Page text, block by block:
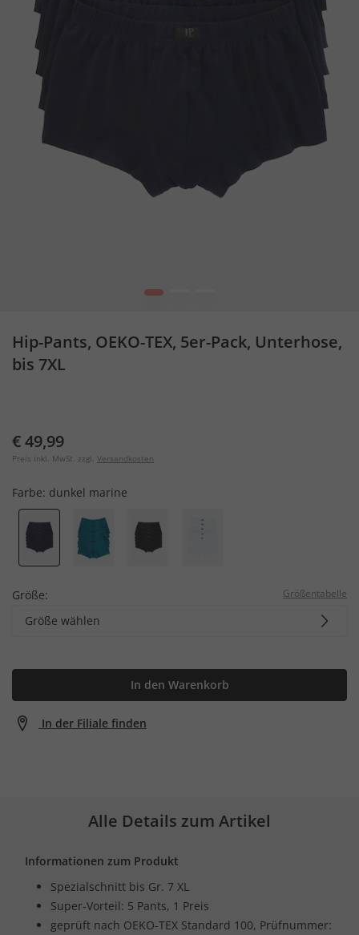
1
Hip-Pants, OEKO-TEX, 5er-Pack, Unterhose,
bis 7XL
€ 49,99
Preis inkl. MwSt. zzgl. Versandkosten
Farbe: dunkel marine
Größe: Größentabelle
Größe wählen
In den Warenkorb
In der Filiale finden
Alle Details zum Artikel
Informationen zum Produkt
Spezialschnitt bis Gr. 7 XL
Super-Vorteil: 5 Pants, 1 Preis
geprüft nach OEKO-TEX Standard 100, Prüfnummer: